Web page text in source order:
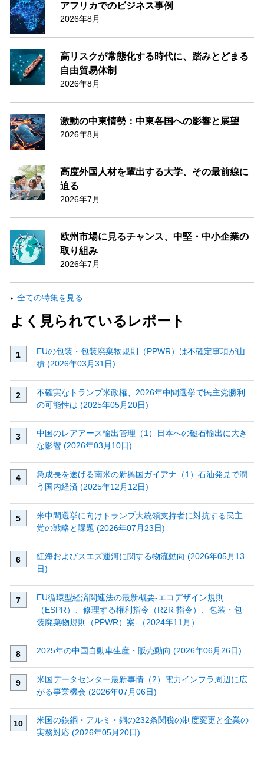
アフリカでのビジネス事例
2026年8月
高リスクが常態化する時代に、踏みとどまる
自由貿易体制
2026年8月
激動の中東情勢：中東各国への影響と展望
2026年8月
高度外国人材を輩出する大学、その最前線に
迫る
2026年7月
欧州市場に見るチャンス、中堅・中小企業の
取り組み
2026年7月
全ての特集を見る
よく見られているレポート
EUの包装・包装廃棄物規則（PPWR）は不確定事項が山
積 (2026年03月31日)
不確実なトランプ米政権、2026年中間選挙で民主党勝利
の可能性は (2025年05月20日)
中国のレアアース輸出管理（1）日本への磁石輸出に大き
な影響 (2026年03月10日)
急成長を遂げる南米の新興国ガイアナ（1）石油発見で潤
う国内経済 (2025年12月12日)
米中間選挙に向けトランプ大統領支持者に対抗する民主
党の戦略と課題 (2026年07月23日)
紅海およびスエズ運河に関する物流動向 (2026年05月13
日)
EU循環型経済関連法の最新概要‐エコデザイン規則
（ESPR）、修理する権利指令（R2R 指令）、包装・包
装廃棄物規則（PPWR）案‐（2024年11月）
2025年の中国自動車生産・販売動向 (2026年06月26日)
米国データセンター最新事情（2）電力インフラ周辺に広
がる事業機会 (2026年07月06日)
米国の鉄鋼・アルミ・銅の232条関税の制度変更と企業の
実務対応 (2026年05月20日)